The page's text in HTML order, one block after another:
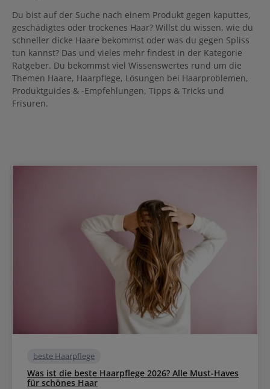
Du bist auf der Suche nach einem Produkt gegen kaputtes,
geschädigtes oder trockenes Haar? Willst du wissen, wie du
schneller dicke Haare bekommst oder was du gegen Spliss
tun kannst? Das und vieles mehr findest in der Kategorie
Ratgeber. Du bekommst viel Wissenswertes rund um die
Themen Haare, Haarpflege, Lösungen bei Haarproblemen,
Produktguides & -Empfehlungen, Tipps & Tricks und
Frisuren.
beste Haarpflege
Was ist die beste Haarpflege 2026? Alle Must-Haves
für schönes Haar